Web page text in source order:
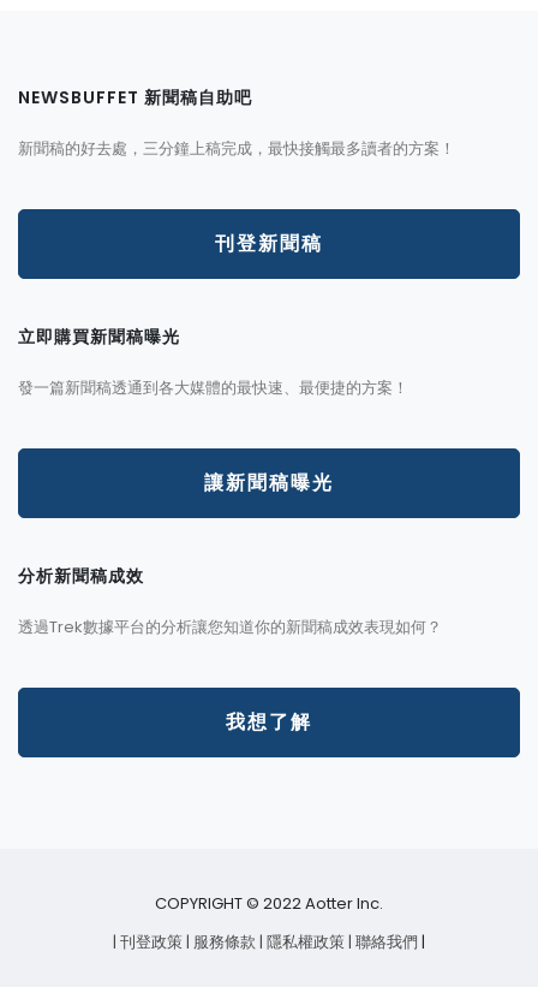
NEWSBUFFET 新聞稿自助吧
新聞稿的好去處，三分鐘上稿完成，最快接觸最多讀者的方案！
刊登新聞稿
立即購買新聞稿曝光
發一篇新聞稿透通到各大媒體的最快速、最便捷的方案！
讓新聞稿曝光
分析新聞稿成效
透過Trek數據平台的分析讓您知道你的新聞稿成效表現如何？
我想了解
COPYRIGHT © 2022 Aotter Inc.
| 刊登政策| 服務條款| 隱私權政策| 聯絡我們 |